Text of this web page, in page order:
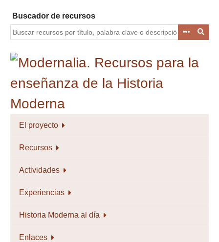
contenido
principal
Buscador de recursos
El proyecto
Recursos
Actividades
Experiencias
Historia Moderna al día
Enlaces